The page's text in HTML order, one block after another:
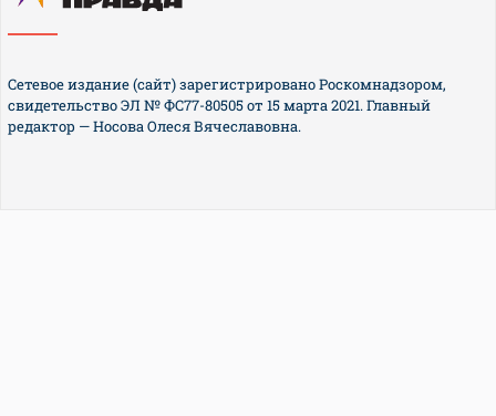
Сетевое издание (сайт) зарегистрировано Роскомнадзором,
свидетельство ЭЛ № ФС77-80505 от 15 марта 2021. Главный
редактор — Носова Олеся Вячеславовна.